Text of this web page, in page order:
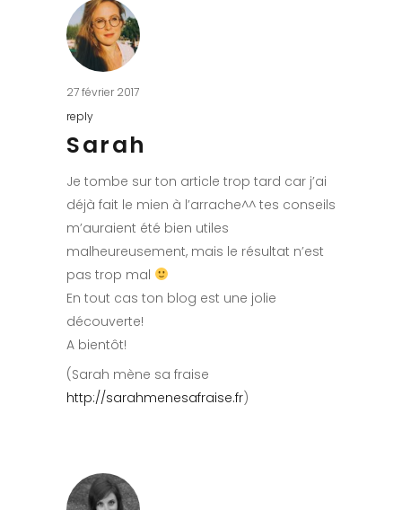
27 février 2017
reply
Sarah
Je tombe sur ton article trop tard car j’ai
déjà fait le mien à l’arrache^^ tes conseils
m’auraient été bien utiles
malheureusement, mais le résultat n’est
pas trop mal
En tout cas ton blog est une jolie
découverte!
A bientôt!
(Sarah mène sa fraise
http://sarahmenesafraise.fr)